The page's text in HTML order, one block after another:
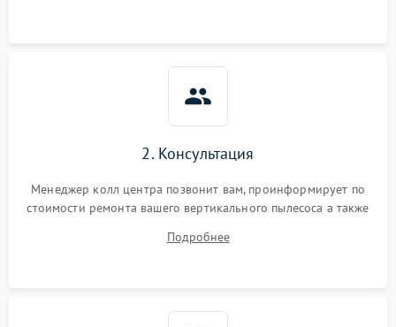
2. Консультация
Менеджер колл центра позвонит вам, проинформирует по
стоимости ремонта вашего вертикального пылесоса а также
Подробнее